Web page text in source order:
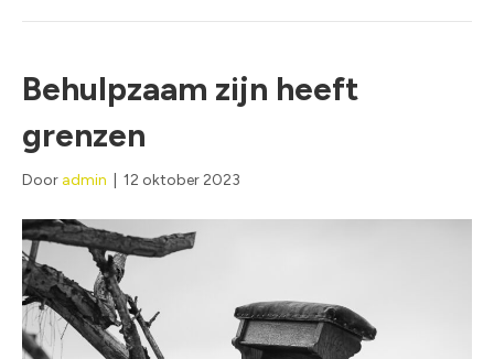
Behulpzaam zijn heeft
grenzen
Door admin 12 oktober 2023